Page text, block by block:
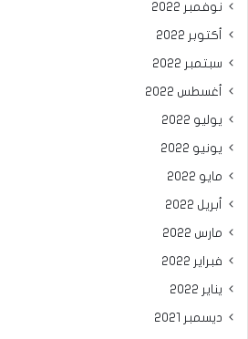
نوفمبر 2022
أكتوبر 2022
سبتمبر 2022
أغسطس 2022
يوليو 2022
يونيو 2022
مايو 2022
أبريل 2022
مارس 2022
فبراير 2022
يناير 2022
ديسمبر 2021